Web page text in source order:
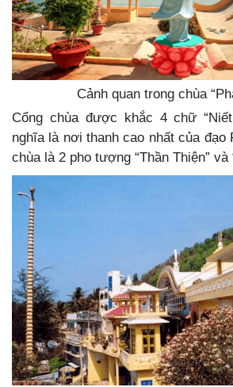
Cảnh quan trong chùa
Cổng chùa được khắc 4 chữ
nghĩa là nơi thanh cao nhất của đạo
chùa là 2 pho tượng “Thần Thiện” và